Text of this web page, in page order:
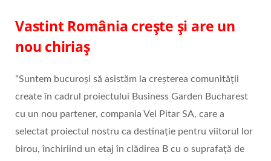
Vastint România crește și are un
nou chiriaș
”Suntem bucuroși să asistăm la creșterea comunității
create în cadrul proiectului Business Garden Bucharest
cu un nou partener, compania Vel Pitar SA, care a
selectat proiectul nostru ca destinație pentru viitorul lor
birou, închiriind un etaj în clădirea B cu o suprafață de